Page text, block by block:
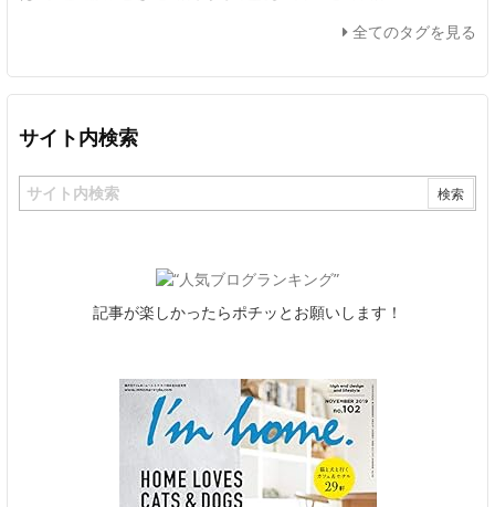
全てのタグを見る
サイト内検索
記事が楽しかったらポチッとお願いします！